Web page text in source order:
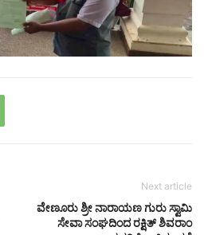
Next article
ವೇಣೂರು ಶ್ರೀ ನಾರಾಯಣ ಗುರು ಸ್ವಾಮಿ
ಸೇವಾ ಸಂಘದಿಂದ ರಕ್ಷಿತ್ ಶಿವರಾಂ